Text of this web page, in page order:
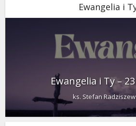
Ewangelia i
Ewangelia i Ty –
ks. Stefan